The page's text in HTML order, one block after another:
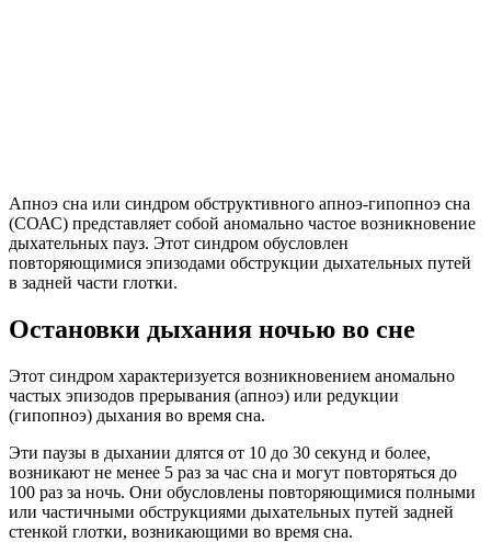
Апноэ сна или синдром обструктивного апноэ-гипопноэ сна
(СОАС) представляет собой аномально частое возникновение
дыхательных пауз. Этот синдром обусловлен
повторяющимися эпизодами обструкции дыхательных путей
в задней части глотки.
Остановки дыхания ночью во сне
Этот синдром характеризуется возникновением аномально
частых эпизодов прерывания (апноэ) или редукции
(гипопноэ) дыхания во время сна.
Эти паузы в дыхании длятся от 10 до 30 секунд и более,
возникают не менее 5 раз за час сна и могут повторяться до
100 раз за ночь. Они обусловлены повторяющимися полными
или частичными обструкциями дыхательных путей задней
стенкой глотки, возникающими во время сна.